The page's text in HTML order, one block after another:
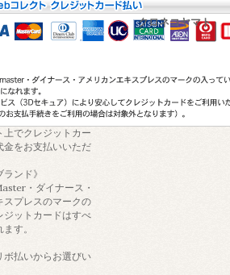
上でクレジットカー
金をお支払いいただ
ランド》
・ダイナース・
スプレスのマークの
ジットカードはすべ
す。
ボ払いからお選びい
クロネコヤマト